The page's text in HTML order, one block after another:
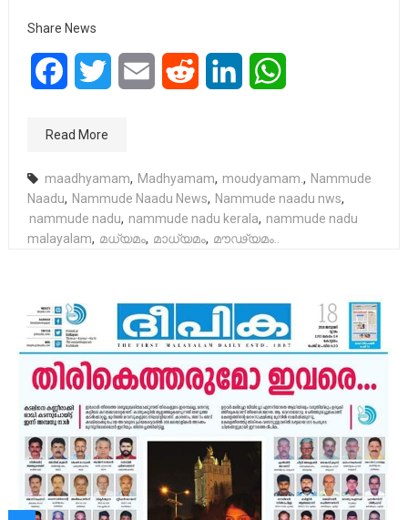
Share News
FacebookTwitter Email Reddit LinkedIn
Read More
maadhyamam, Madhyamam, moudyamam., Nammude
Naadu, Nammude Naadu News, Nammude naadu nws,
nammude nadu, nammude nadu kerala, nammude nadu
malayalam, മധ്യമം, മാധ്യമം, മൗഢ്യമം..